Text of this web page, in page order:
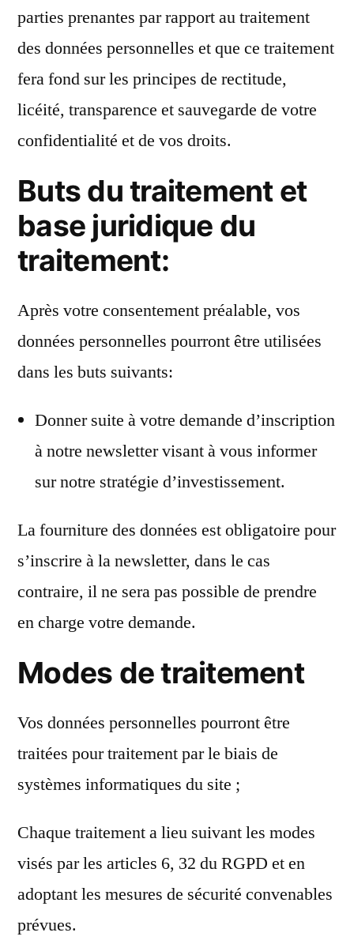
parties prenantes par rapport au traitement
des données personnelles et que ce traitement
fera fond sur les principes de rectitude,
licéité, transparence et sauvegarde de votre
confidentialité et de vos droits.
Buts du traitement et
base juridique du
traitement:
Après votre consentement préalable, vos
données personnelles pourront être utilisées
dans les buts suivants:
Donner suite à votre demande d’inscription
à notre newsletter visant à vous informer
sur notre stratégie d’investissement.
La fourniture des données est obligatoire pour
s’inscrire à la newsletter, dans le cas
contraire, il ne sera pas possible de prendre
en charge votre demande.
Modes de traitement
Vos données personnelles pourront être
traitées pour traitement par le biais de
systèmes informatiques du site ;
Chaque traitement a lieu suivant les modes
visés par les articles 6, 32 du RGPD et en
adoptant les mesures de sécurité convenables
prévues.